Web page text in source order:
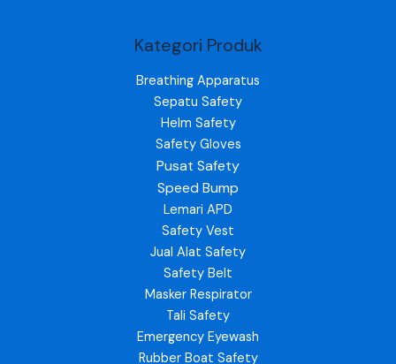
Kategori Produk
Breathing Apparatus
Sepatu Safety
Helm Safety
Safety Gloves
Pusat Safety
Speed Bump
Lemari APD
Safety Vest
Jual Alat Safety
Safety Belt
Masker Respirator
Tali Safety
Emergency Eyewash
Rubber Boat Safety